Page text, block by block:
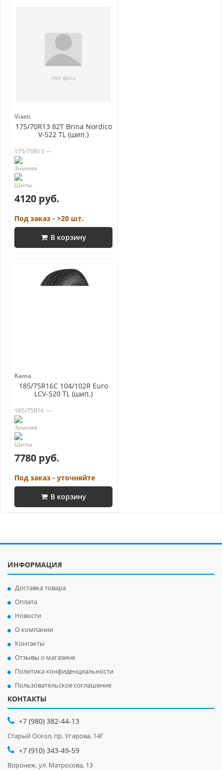
Viatti
175/70R13 82T Brina Nordico
V-522 TL (шип.)
175/70R13 —
4120 руб.
Под заказ - >20 шт.
В корзину
Kama
185/75R16C 104/102R Euro
LCV-520 TL (шип.)
185/75R16 —
7780 руб.
Под заказ - уточняйте
В корзину
ИНФОРМАЦИЯ
Доставка товара
Оплата
Новости
О компании
Контакты
Отзывы о магазине
Политика конфиденциальности
Пользовательское соглашение
КОНТАКТЫ
+7 (980) 382-44-13
Старый Оскол, пр. Угарова, 14Г
+7 (910) 343-49-59
Воронеж, ул. Матросова, 13